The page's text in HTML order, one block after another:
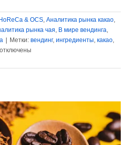
& OCS, Аналитика рынка какао,
рынка чая, В мире вендинга,
| Метки: вендинг, ингредиенты, какао,
отключены